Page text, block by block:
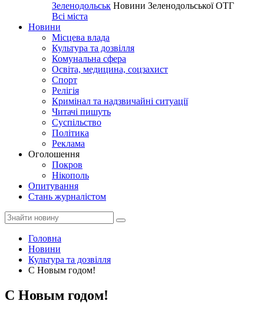
Зеленодольськ Новини Зеленодольської ОТГ
Всі міста
Новини
Місцева влада
Культура та дозвілля
Комунальна сфера
Освіта, медицина, соцзахист
Спорт
Релігія
Кримінал та надзвичайні ситуації
Читачі пишуть
Суспільство
Політика
Реклама
Оголошення
Покров
Нікополь
Опитування
Стань журналістом
Головна
Новини
Культура та дозвілля
С Новым годом!
С Новым годом!